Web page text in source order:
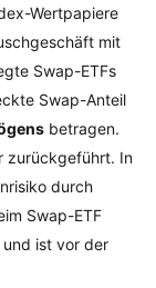
Wertpapiere
mit
Swap-ETFs
Swap-Anteil
betragen.
zurückgeführt. In
durch
Swap-ETF
ist vor der